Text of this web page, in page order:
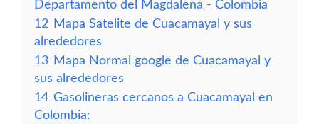
Departamento del Magdalena - Colombia
12 Mapa Satelite de Cuacamayal y sus
alrededores
13 Mapa Normal google de Cuacamayal y
sus alrededores
14 Gasolineras cercanos a Cuacamayal en
Colombia: